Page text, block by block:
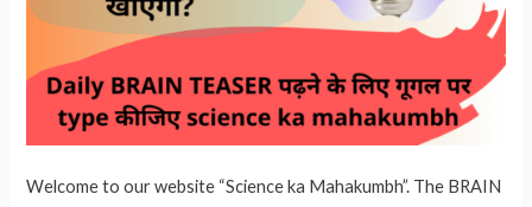
Welcome to our website “Science ka Mahakumbh”. The BRAIN